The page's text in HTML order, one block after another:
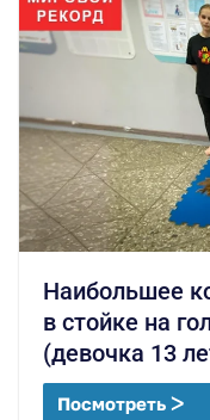
Наибольшее
в стойке на
(девочка 13
Посмотреть ᐳ